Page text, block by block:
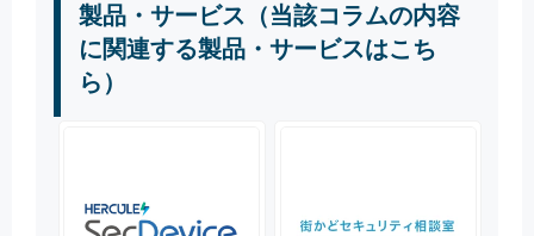
製品・サービス（当該コラムの内容
に関連する製品・サービスはこち
ら）